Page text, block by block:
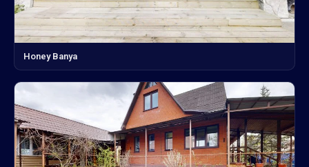
Honey Banya